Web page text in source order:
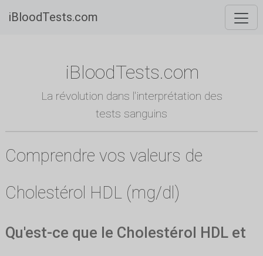
iBloodTests.com
iBloodTests.com
La révolution dans l'interprétation des
tests sanguins
Comprendre vos valeurs de
Cholestérol HDL (mg/dl)
Qu'est-ce que le Cholestérol HDL et